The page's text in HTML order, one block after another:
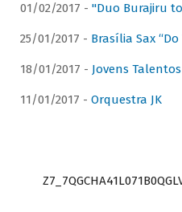
01/02/2017 - "Duo Burajiru
25/01/2017 - Brasília Sax
18/01/2017 - Jovens
11/01/2017 - Orquestra JK